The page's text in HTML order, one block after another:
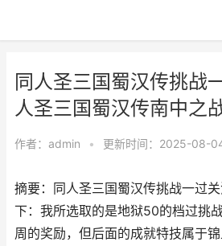
同人圣三国蜀汉传挑战
人圣三国蜀汉传南中之
作者： admin • 更新时间：2025-08-
摘要：同人圣三国蜀汉传挑战一过
下：我所选取的是地狱50的档过挑
周的奖励，但后面的成就特技属于